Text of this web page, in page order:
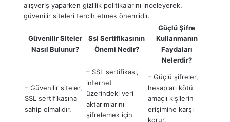
alışveriş yaparken gizlilik politikalarını inceleyerek,
güvenilir siteleri tercih etmek önemlidir.
Güvenilir Siteler
Nasıl Bulunur?
Ssl Sertifikasının
Önemi Nedir?
Güçlü Şifre
Kullanmanın
Faydaları
Nelerdir?
– Güvenilir siteler,
SSL sertifikasına
sahip olmalıdır.
– SSL sertifikası,
internet
üzerindeki veri
aktarımlarını
şifrelemek için
– Güçlü şifreler,
hesapları kötü
amaçlı kişilerin
erişimine karşı
korur.